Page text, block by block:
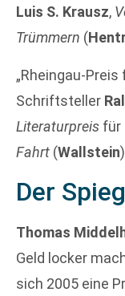
Luis S. Krausz,
Trümmern (
„Rheingau-Preis
Schriftsteller
Literaturpreis für
Fahrt (Wallstein)
Der
Thomas
Geld locker
sich 2005 eine